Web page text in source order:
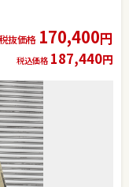
税抜価格 170,400円
税込価格 187,440円